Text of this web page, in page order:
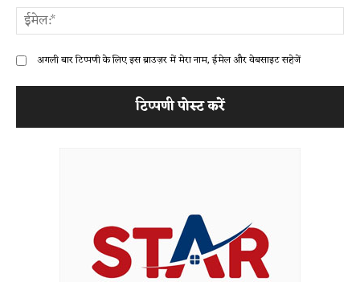
अगली बार टिप्पणी के लिए इस ब्राउज़र में मेरा नाम, ईमेल और वेबसाइट सहेजें